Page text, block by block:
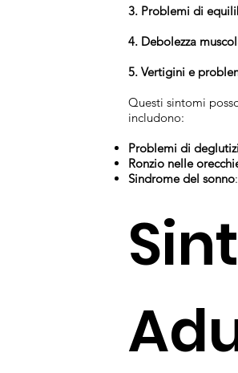
3. Problemi di
4. Debolezza
5. Vertigini e
Questi sintomi
includono:
Problemi di
Ronzio nelle
Sindrome del sonno